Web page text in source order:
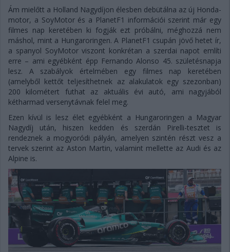
Ám mielőtt a Holland Nagydíjon élesben debütálna az új Honda-
motor, a SoyMotor és a PlanetF1 információi szerint már egy
filmes nap keretében ki fogják ezt próbálni, méghozzá nem
máshol, mint a Hungaroringen. A PlanetF1 csupán jövő hetet ír,
a spanyol SoyMotor viszont konkrétan a szerdai napot említi
erre – ami egyébként épp Fernando Alonso 45. születésnapja
lesz. A szabályok értelmében egy filmes nap keretében
(amelyből kettőt teljesíthetnek az alakulatok egy szezonban)
200 kilométert futhat az aktuális évi autó, ami nagyjából
kétharmad versenytávnak felel meg.
Ezen kívül is lesz élet egyébként a Hungaroringen a Magyar
Nagydíj után, hiszen kedden és szerdán Pirelli-tesztet is
rendeznek a mogyoródi pályán, amelyen szintén részt vesz a
tervek szerint az Aston Martin, valamint mellette az Audi és az
Alpine is.